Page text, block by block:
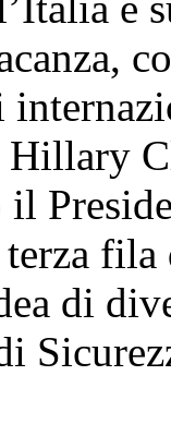
Hillary
di